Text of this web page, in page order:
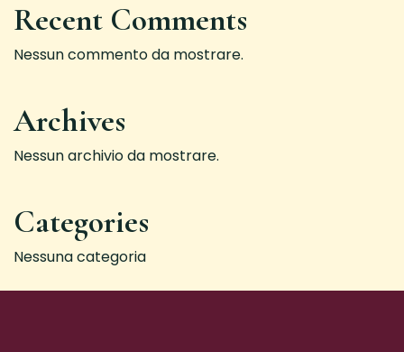
Recent Comments
Nessun commento da mostrare.
Archives
Nessun archivio da mostrare.
Categories
Nessuna categoria